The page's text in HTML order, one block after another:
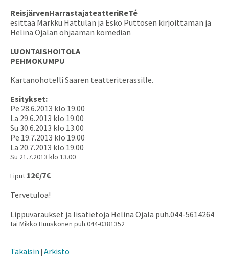
ReisjärvenHarrastajateatteriReTé
esittää Markku Hattulan ja Esko Puttosen kirjoittaman ja
Helinä Ojalan ohjaaman komedian
LUONTAISHOITOLA
PEHMOKUMPU
Kartanohotelli Saaren teatteriterassille.
Esitykset:
Pe 28.6.2013 klo 19.00
La 29.6.2013 klo 19.00
Su 30.6.2013 klo 13.00
Pe 19.7.2013 klo 19.00
La 20.7.2013 klo 19.00
Su 21.7.2013 klo 13.00
Liput 12€/7€
Tervetuloa!
Lippuvaraukset ja lisätietoja Helinä Ojala puh.044-5614264
tai Mikko Huuskonen puh.044-0381352
Takaisin | Arkisto